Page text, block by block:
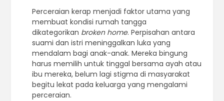
Perceraian kerap menjadi faktor utama yang
membuat kondisi rumah tangga
dikategorikan broken home. Perpisahan antara
suami dan istri meninggalkan luka yang
mendalam bagi anak-anak. Mereka bingung
harus memilih untuk tinggal bersama ayah atau
ibu mereka, belum lagi stigma di masyarakat
begitu lekat pada keluarga yang mengalami
perceraian.